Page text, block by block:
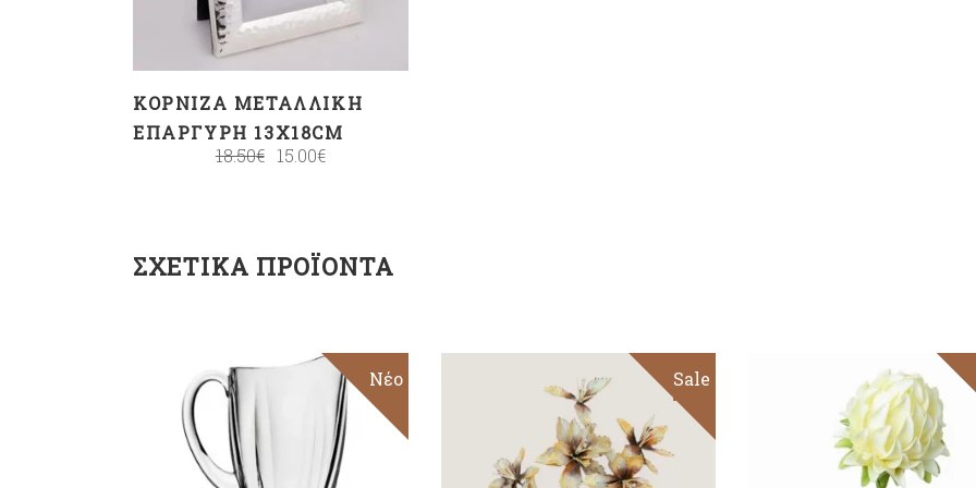
ΚΟΡΝΊΖΑ ΜΕΤΑΛΛΙΚΉ
ΕΠΆΡΓΥΡΗ 13X18CM
18.50€ 15.00€
ΣΧΕΤΙΚΆ ΠΡΟΪΌΝΤΑ
Νέο
ΠΡΟΣΘΉΚΗ ΣΤΟ
Sale
ΠΡΟΣΘΉΚΗ ΣΤΟ
ΠΡΟΣΘΉΚΗ ΣΤΟ